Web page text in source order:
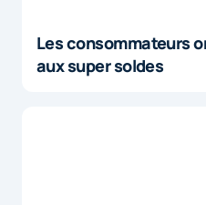
Les consommateurs
aux super soldes